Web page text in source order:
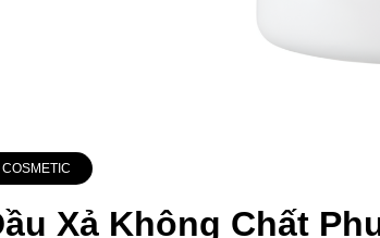
COSMETIC
Xả Không Chất